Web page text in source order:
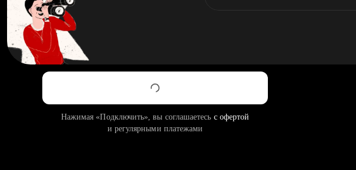
Нажимая «Подключить», вы соглашаетесь с офертой
и регулярными платежами